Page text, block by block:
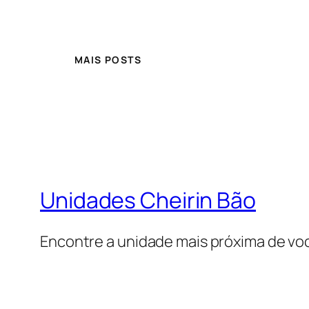
MAIS POSTS
Unidades Cheirin Bão
Encontre a unidade mais próxima de